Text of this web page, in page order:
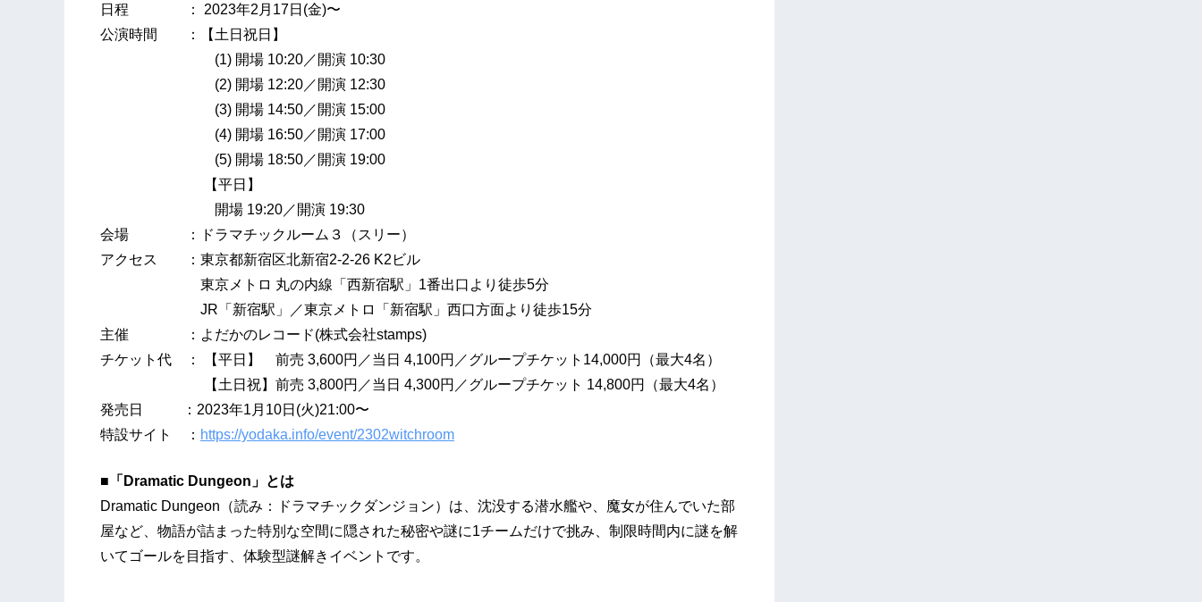
日程 ： 2023年2月17日(金)〜
公演時間 ：【土日祝日】
(1) 開場 10:20／開演 10:30
(2) 開場 12:20／開演 12:30
(3) 開場 14:50／開演 15:00
(4) 開場 16:50／開演 17:00
(5) 開場 18:50／開演 19:00
【平日】
開場 19:20／開演 19:30
会場 ：ドラマチックルーム３（スリー）
アクセス ：東京都新宿区北新宿2-2-26 K2ビル
東京メトロ 丸の内線「西新宿駅」1番出口より徒歩5分
JR「新宿駅」／東京メトロ「新宿駅」西口方面より徒歩15分
主催 ：よだかのレコード(株式会社stamps)
チケット代 ： 【平日】 前売 3,600円／当日 4,100円／グループチケット14,000円（最大4名）
【土日祝】前売 3,800円／当日 4,300円／グループチケット 14,800円（最大4名）
発売日 ：2023年1月10日(火)21:00〜
特設サイト ： https://yodaka.info/event/2302witchroom
■「Dramatic Dungeon」とは
Dramatic Dungeon（読み：ドラマチックダンジョン）は、沈没する潜水艦や、魔女が住んでいた部
屋など、物語が詰まった特別な空間に隠された秘密や謎に1チームだけで挑み、制限時間内に謎を解
いてゴールを目指す、体験型謎解きイベントです。